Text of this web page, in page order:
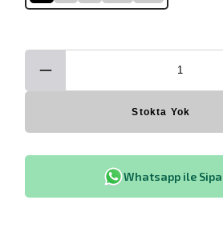
Stokta Yok
Whatsapp ile